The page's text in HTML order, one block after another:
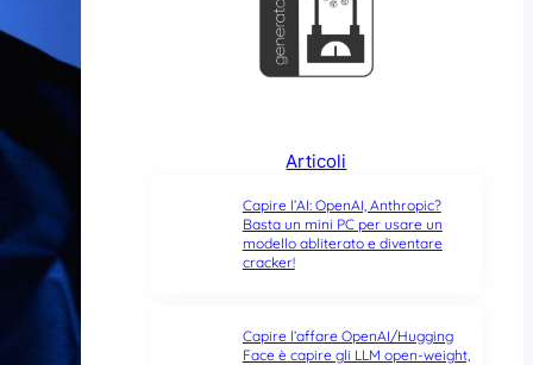
Articoli
Capire l’AI: OpenAI, Anthropic?
Basta un mini PC per usare un
modello abliterato e diventare
cracker!
Capire l’affare OpenAI/Hugging
Face è capire gli LLM open-weight,